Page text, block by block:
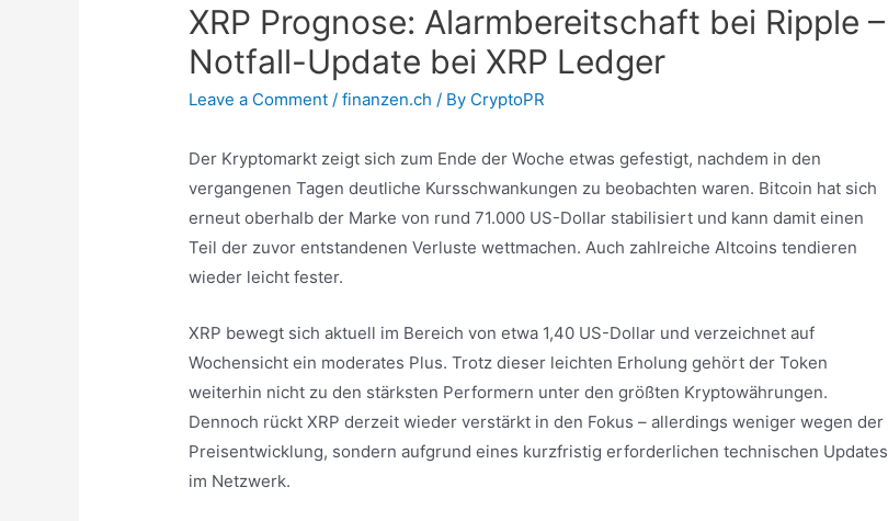
XRP Prognose: Alarmbereitschaft bei Ripple –
Notfall-Update bei XRP Ledger
Leave a Comment /finanzen.ch / By CryptoPR
Der Kryptomarkt zeigt sich zum Ende der Woche etwas gefestigt, nachdem in den
vergangenen Tagen deutliche Kursschwankungen zu beobachten waren. Bitcoin hat sich
erneut oberhalb der Marke von rund 71.000 US-Dollar stabilisiert und kann damit einen
Teil der zuvor entstandenen Verluste wettmachen. Auch zahlreiche Altcoins tendieren
wieder leicht fester.
XRP bewegt sich aktuell im Bereich von etwa 1,40 US-Dollar und verzeichnet auf
Wochensicht ein moderates Plus. Trotz dieser leichten Erholung gehört der Token
weiterhin nicht zu den stärksten Performern unter den größten Kryptowährungen.
Dennoch rückt XRP derzeit wieder verstärkt in den Fokus – allerdings weniger wegen der
Preisentwicklung, sondern aufgrund eines kurzfristig erforderlichen technischen Updates
im Netzwerk.